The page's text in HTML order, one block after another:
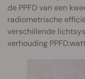
de PPFD van een
radiometrische
verschillende
verhouding